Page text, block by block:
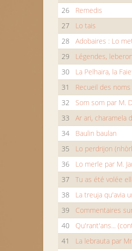
26
Remedis
27
Lo tais
28
Adobaires : Lo
29
Légendes,
30
La Pelhaira, la
31
Recueil des
32
Som som par M.
33
Ar ari, charamela
34
Baulin baulan
35
Lo perdrijon
36
Lo merle par M.
37
Tu as été volée
38
La treuja qu'avia
39
Commentaires
40
Qu'rant'ans...
41
La lebrauta par